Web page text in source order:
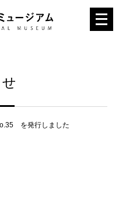
メ
ニ
を発行しました